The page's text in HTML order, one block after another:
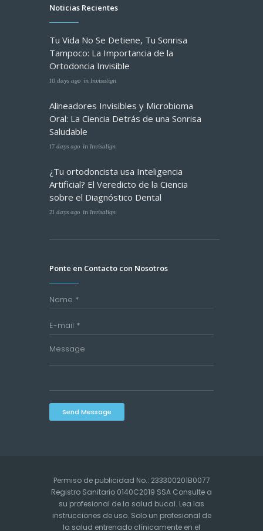
Noticias Recientes
Tu Vida No Se Detiene, Tu Sonrisa
Tampoco: La Importancia de la
Ortodoncia Invisible
10 days ago in Invisalign
Alineadores Invisibles y Microbioma
Oral: La Ciencia Detrás de una Sonrisa
Saludable
17 days ago in Invisalign
¿Tu ortodoncista usa Inteligencia
Artificial? El Veredicto de la Ciencia
sobre el Diagnóstico Dental
21 days ago in Invisalign
Ponte en Contacto con Nosotros
Send Message
Permiso de publicidad No.: 233300201B0077
Registro Sanitario 0140C2019 SSA Consulte a
su profesional de la salud bucal. Lea las
instrucciones de uso. Solo un profesional de
la salud entrenado clínicamente en el